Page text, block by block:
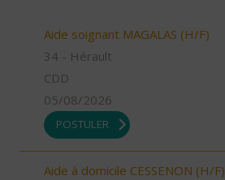
Aide soignant MAGALAS (H/F)
34 - Hérault
CDD
05/08/2026
POSTULER
Aide à domicile CESSENON (H/F)